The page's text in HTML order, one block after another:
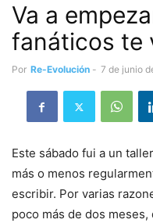
Va a
fanáticos te
Por Re-Evolución - 7 de junio
Este sábado fui a un
más o menos
escribir. Por varias
poco más de dos